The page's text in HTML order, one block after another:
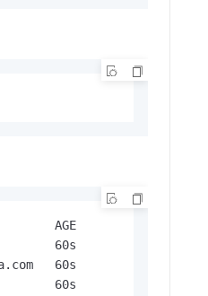
AGE
60s
60s
60s